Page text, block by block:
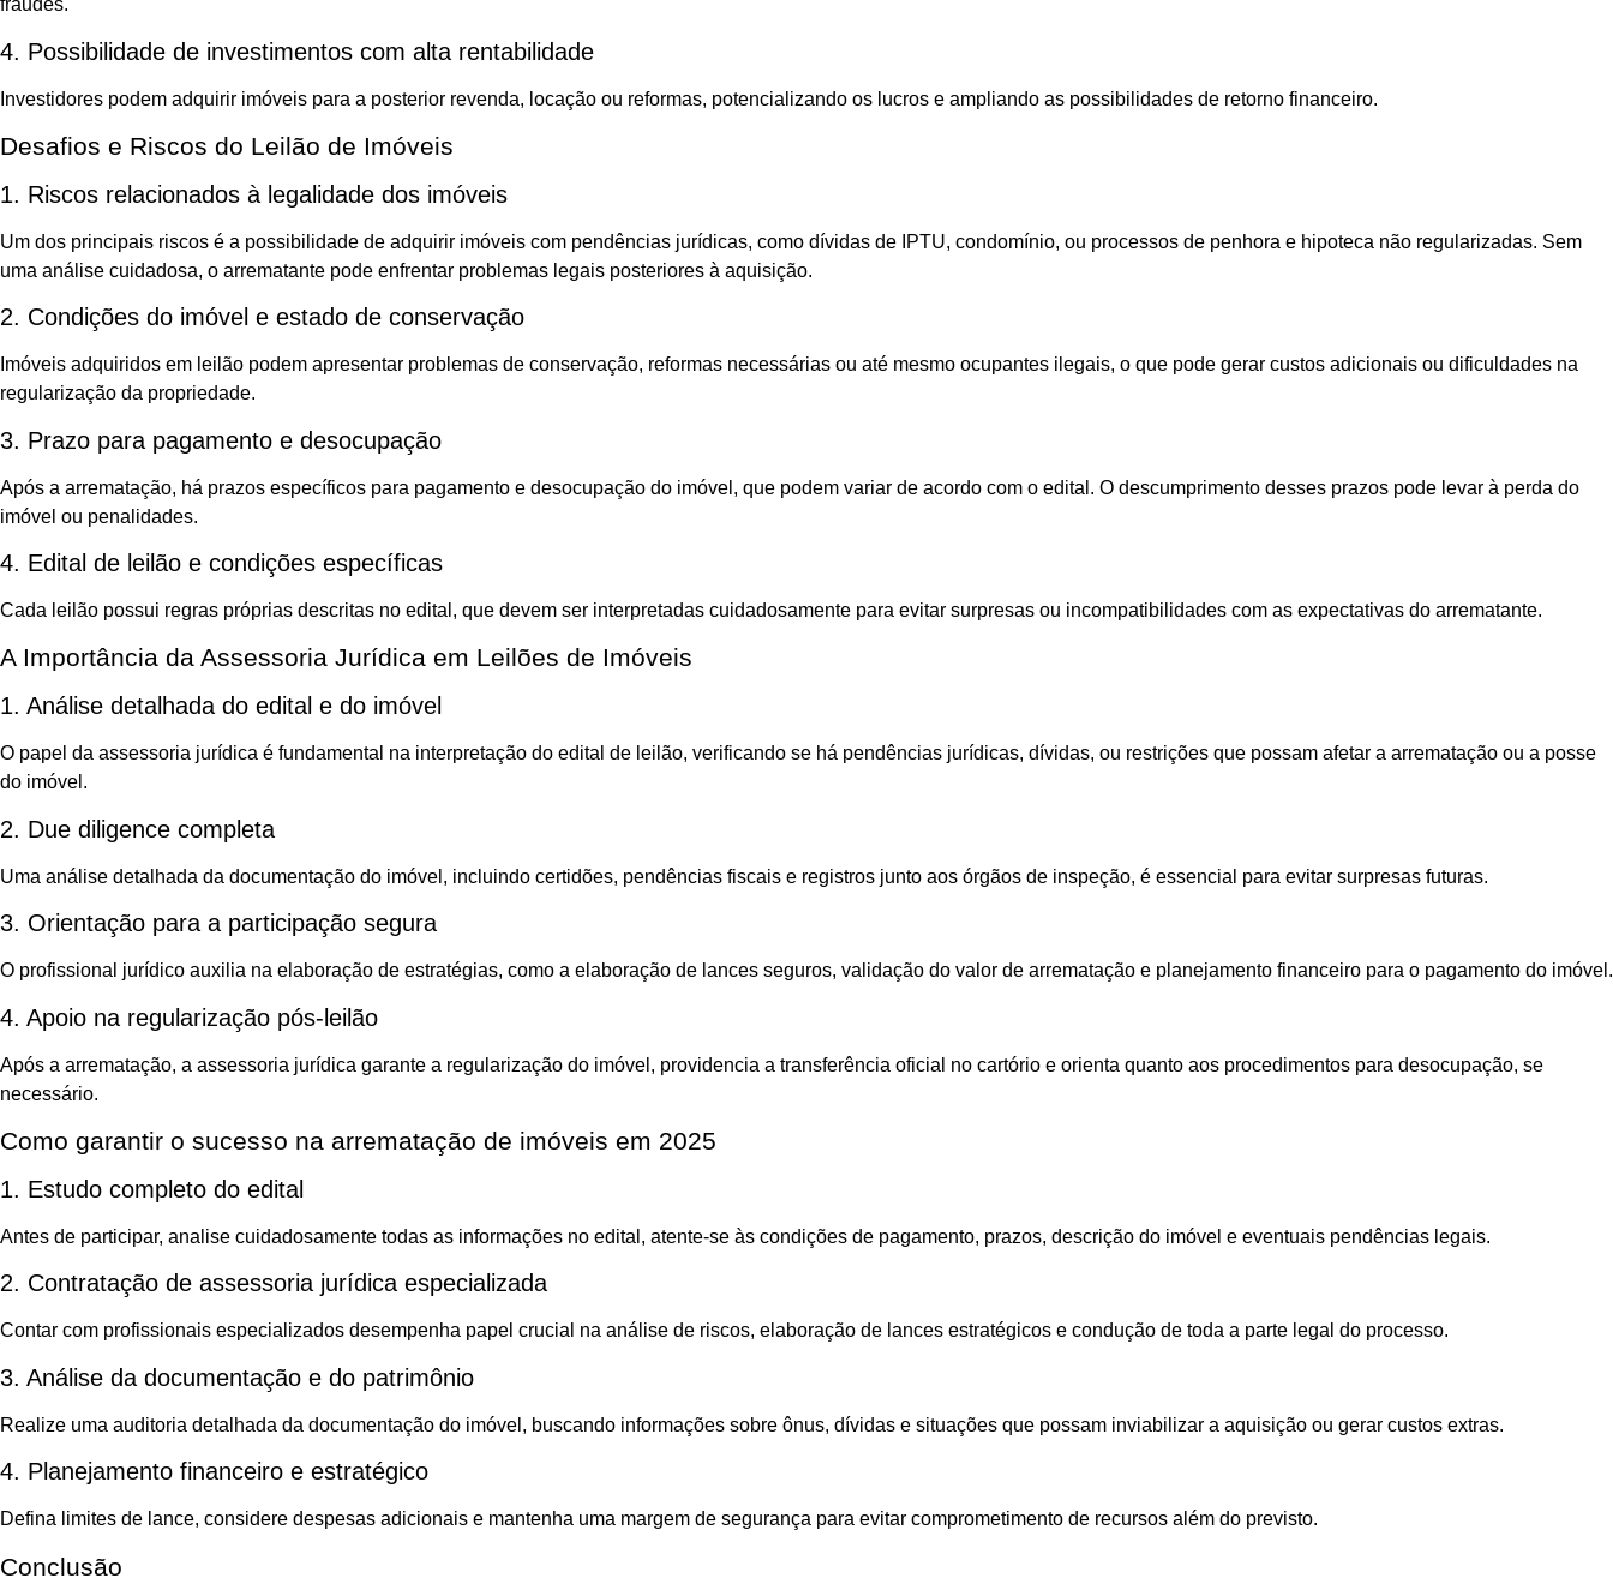
fraudes.
4. Possibilidade de investimentos com alta rentabilidade
Investidores podem adquirir imóveis para a posterior revenda, locação ou reformas, potencializando os lucros e ampliando as possibilidades de retorno financeiro.
Desafios e Riscos do Leilão de Imóveis
1. Riscos relacionados à legalidade dos imóveis
Um dos principais riscos é a possibilidade de adquirir imóveis com pendências jurídicas, como dívidas de IPTU, condomínio, ou processos de penhora e hipoteca não regularizadas. Sem
uma análise cuidadosa, o arrematante pode enfrentar problemas legais posteriores à aquisição.
2. Condições do imóvel e estado de conservação
Imóveis adquiridos em leilão podem apresentar problemas de conservação, reformas necessárias ou até mesmo ocupantes ilegais, o que pode gerar custos adicionais ou dificuldades na
regularização da propriedade.
3. Prazo para pagamento e desocupação
Após a arrematação, há prazos específicos para pagamento e desocupação do imóvel, que podem variar de acordo com o edital. O descumprimento desses prazos pode levar à perda do
imóvel ou penalidades.
4. Edital de leilão e condições específicas
Cada leilão possui regras próprias descritas no edital, que devem ser interpretadas cuidadosamente para evitar surpresas ou incompatibilidades com as expectativas do arrematante.
A Importância da Assessoria Jurídica em Leilões de Imóveis
1. Análise detalhada do edital e do imóvel
O papel da assessoria jurídica é fundamental na interpretação do edital de leilão, verificando se há pendências jurídicas, dívidas, ou restrições que possam afetar a arrematação ou a posse
do imóvel.
2. Due diligence completa
Uma análise detalhada da documentação do imóvel, incluindo certidões, pendências fiscais e registros junto aos órgãos de inspeção, é essencial para evitar surpresas futuras.
3. Orientação para a participação segura
O profissional jurídico auxilia na elaboração de estratégias, como a elaboração de lances seguros, validação do valor de arrematação e planejamento financeiro para o pagamento do imóvel.
4. Apoio na regularização pós-leilão
Após a arrematação, a assessoria jurídica garante a regularização do imóvel, providencia a transferência oficial no cartório e orienta quanto aos procedimentos para desocupação, se
necessário.
Como garantir o sucesso na arrematação de imóveis em 2025
1. Estudo completo do edital
Antes de participar, analise cuidadosamente todas as informações no edital, atente-se às condições de pagamento, prazos, descrição do imóvel e eventuais pendências legais.
2. Contratação de assessoria jurídica especializada
Contar com profissionais especializados desempenha papel crucial na análise de riscos, elaboração de lances estratégicos e condução de toda a parte legal do processo.
3. Análise da documentação e do patrimônio
Realize uma auditoria detalhada da documentação do imóvel, buscando informações sobre ônus, dívidas e situações que possam inviabilizar a aquisição ou gerar custos extras.
4. Planejamento financeiro e estratégico
Defina limites de lance, considere despesas adicionais e mantenha uma margem de segurança para evitar comprometimento de recursos além do previsto.
Conclusão